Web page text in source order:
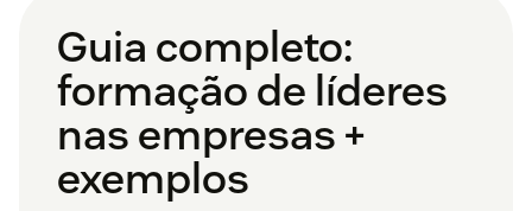
Guia completo:
formação de líderes
nas empresas +
exemplos